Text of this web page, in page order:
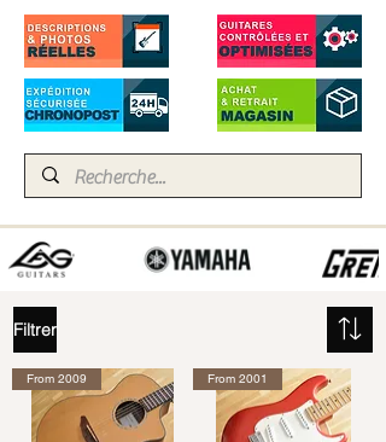
Filtrer
From 2009 From 2001